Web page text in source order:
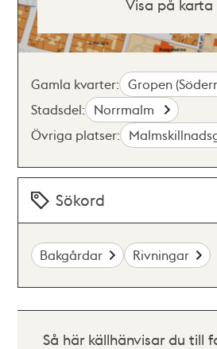
Visa på karta
Gamla kvarter: Gropen
Stadsdel: Norrmalm
Övriga platser:
Sökord
Bakgårdar Rivningar
Så här källhänvisar du till